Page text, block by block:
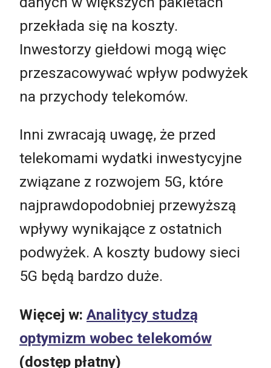
przekłada się na koszty.
Inwestorzy giełdowi mogą więc
przeszacowywać wpływ podwyżek
na przychody telekomów.
Inni zwracają uwagę, że przed
telekomami wydatki inwestycyjne
związane z rozwojem 5G, które
najprawdopodobniej przewyższą
wpływy wynikające z ostatnich
podwyżek. A koszty budowy sieci
5G będą bardzo duże.
Więcej w: Analitycy studzą
optymizm wobec telekomów
(dostęp płatny)